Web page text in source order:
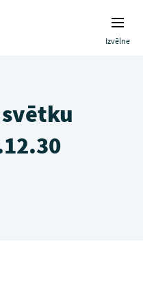
Izvēlne